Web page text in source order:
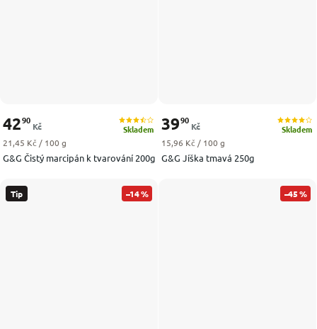
G&G Čistý marcipán k tvarování 200g
Skladem
4290
Kč
Měrná cena:
21,45 Kč / 100 g
G&G Jíška tmavá 250g
Skladem
3990
Kč
Měrná cena:
15,96 Kč / 100 g
Tip –14 % –45 %